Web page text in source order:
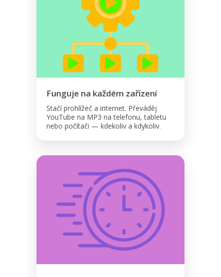
Funguje na každém zařízení
Stačí prohlížeč a internet. Převáděj
YouTube na MP3 na telefonu, tabletu
nebo počítači — kdekoliv a kdykoliv.